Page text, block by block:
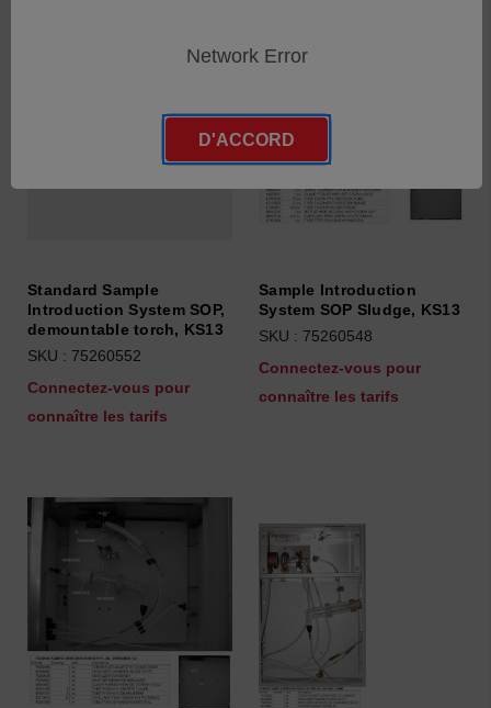
Standard Sample
Introduction System SOP,
demountable torch, KS13
SKU : 75260552
Connectez-vous pour
connaître les tarifs
Sample Introduction
System SOP Sludge, KS13
SKU : 75260548
Connectez-vous pour
connaître les tarifs
Network Error
D'ACCORD